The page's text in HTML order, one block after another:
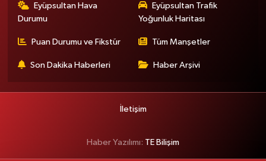
Eyüpsultan Hava
Durumu
Eyüpsultan Trafik
Yoğunluk Haritası
Puan Durumu ve Fikstür Tüm Manşetler
Son Dakika Haberleri Haber Arşivi
İletişim
Haber Yazılımı: TE Bilişim